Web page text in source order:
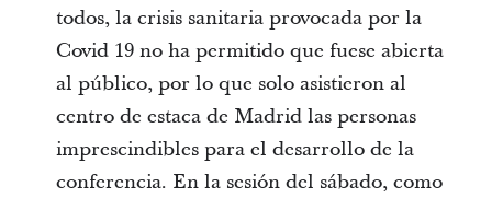
todos, la crisis sanitaria provocada por la
Covid 19 no ha permitido que fuese abierta
al público, por lo que solo asistieron al
centro de estaca de Madrid las personas
imprescindibles para el desarrollo de la
conferencia. En la sesión del sábado, como